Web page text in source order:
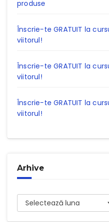
produse
Înscrie-te GRATUIT la
viitorul!
Înscrie-te GRATUIT la
viitorul!
Înscrie-te GRATUIT la
viitorul!
Arhive
Arhive